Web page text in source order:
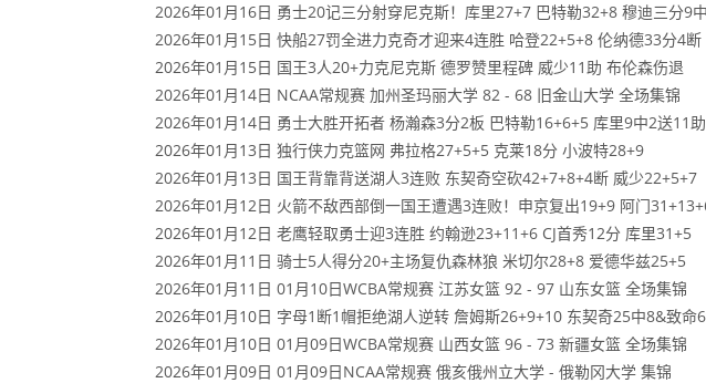
2026年01月16日 勇士20记三分射穿尼克斯！库里27+7 巴特勒32+8 穆迪三分9
2026年01月15日 快船27罚全进力克奇才迎来4连胜 哈登22+5+8 伦纳德33分4断
2026年01月15日 国王3人20+力克尼克斯 德罗赞里程碑 威少11助 布伦森伤退
2026年01月14日 NCAA常规赛 加州圣玛丽大学 82 - 68 旧金山大学 全场集锦
2026年01月14日 勇士大胜开拓者 杨瀚森3分2板 巴特勒16+6+5 库里9中2送11助
2026年01月13日 独行侠力克篮网 弗拉格27+5+5 克莱18分 小波特28+9
2026年01月13日 国王背靠背送湖人3连败 东契奇空砍42+7+8+4断 威少22+5+7
2026年01月12日 火箭不敌西部倒一国王遭遇3连败！申京复出19+9 阿门
2026年01月12日 老鹰轻取勇士迎3连胜 约翰逊23+11+6 CJ首秀12分 库里31+5
2026年01月11日 骑士5人得分20+主场复仇森林狼 米切尔28+8 爱德华兹25+5
2026年01月11日 01月10日WCBA常规赛 江苏女篮 92 - 97 山东女篮 全场集锦
2026年01月10日 字母1断1帽拒绝湖人逆转 詹姆斯26+9+10 东契奇25中8&致命
2026年01月10日 01月09日WCBA常规赛 山西女篮 96 - 73 新疆女篮 全场集锦
2026年01月09日 01月09日NCAA常规赛 俄亥俄州立大学 - 俄勒冈大学 集锦